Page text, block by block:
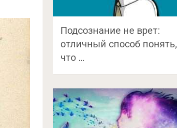
Подсознание не врет:
отличный способ понять,
что …